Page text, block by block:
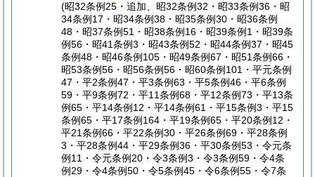
(昭32条例25・追加、昭32条例32・昭33条例36・昭
34条例17・昭34条例38・昭35条例30・昭36条例
48・昭37条例51・昭38条例16・昭39条例1・昭39条
例56・昭41条例3・昭43条例52・昭44条例37・昭45
条例48・昭46条例105・昭49条例67・昭51条例66・
昭53条例56・昭56条例56・昭60条例101・平元条例
47・平2条例47・平3条例63・平5条例46・平6条例
59・平9条例72・平11条例68・平12条例73・平13条
例65・平14条例12・平14条例61・平15条例3・平15
条例65・平17条例164・平19条例65・平20条例12・
平21条例66・平22条例30・平26条例69・平28条例
3・平28条例44・平29条例36・平30条例53・令元条
例11・令元条例20・令3条例3・令3条例59・令4条
例29・令4条例50・令5条例45・令6条例55・令7条